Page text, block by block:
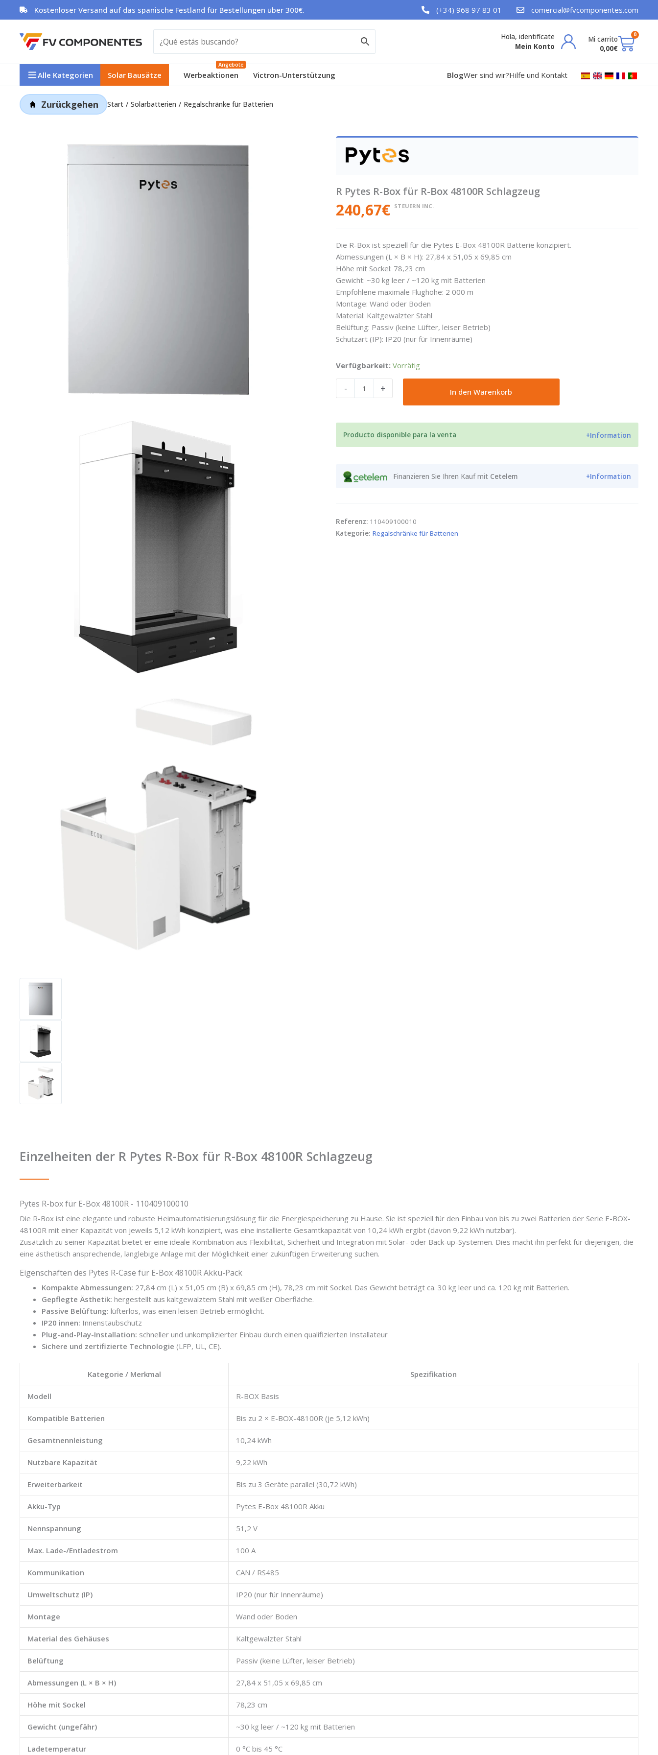
Inhalt
Kostenloser Versand auf das spanische Festland für Bestellungen über 300€. (+34) 968 97 83 01 comercial@fvcomponentes.com
Mein Konto 0,00€
0
Alle Kategorien Solar Bausätze Werbeaktionen
Angebote
Victron-Unterstützung BlogWer sind wir?Hilfe und Kontakt
Zurückgehen Start Solarbatterien Regalschränke für Batterien
R Pytes R-Box für R-Box 48100R Schlagzeug
240,67€ STEUERN INC.
Die R-Box ist speziell für die Pytes E-Box 48100R Batterie konzipiert.
Abmessungen (L × B × H): 27,84 x 51,05 x 69,85 cm
Höhe mit Sockel: 78,23 cm
Gewicht: ~30 kg leer / ~120 kg mit Batterien
Empfohlene maximale Flughöhe: 2 000 m
Montage: Wand oder Boden
Material: Kaltgewalzter Stahl
Belüftung: Passiv (keine Lüfter, leiser Betrieb)
Schutzart (IP): IP20 (nur für Innenräume)
Verfügbarkeit: Vorrätig
-
Caja
R
Pytes
para
R-
Box
48100R
+ In den Warenkorb
Producto disponible para la venta +Information
Finanzieren Sie Ihren Kauf mit Cetelem +Information
Referenz: 110409100010
Kategorie: Regalschränke für Batterien
Einzelheiten der R Pytes R-Box für R-Box 48100R Schlagzeug
Pytes R-box für E-Box 48100R - 110409100010
Die R-Box ist eine elegante und robuste Heimautomatisierungslösung für die Energiespeicherung zu Hause. Sie ist speziell für den Einbau von bis zu zwei Batterien der Serie E-BOX-
48100R mit einer Kapazität von jeweils 5,12 kWh konzipiert, was eine installierte Gesamtkapazität von 10,24 kWh ergibt (davon 9,22 kWh nutzbar).
Zusätzlich zu seiner Kapazität bietet er eine ideale Kombination aus Flexibilität, Sicherheit und Integration mit Solar- oder Back-up-Systemen. Dies macht ihn perfekt für diejenigen, die
eine ästhetisch ansprechende, langlebige Anlage mit der Möglichkeit einer zukünftigen Erweiterung suchen.
Eigenschaften des Pytes R-Case für E-Box 48100R Akku-Pack
Kompakte Abmessungen: 27,84 cm (L) x 51,05 cm (B) x 69,85 cm (H), 78,23 cm mit Sockel. Das Gewicht beträgt ca. 30 kg leer und ca. 120 kg mit Batterien.
Gepflegte Ästhetik: hergestellt aus kaltgewalztem Stahl mit weißer Oberfläche.
Passive Belüftung: lüfterlos, was einen leisen Betrieb ermöglicht.
IP20 innen: Innenstaubschutz
Plug-and-Play-Installation: schneller und unkomplizierter Einbau durch einen qualifizierten Installateur
Sichere und zertifizierte Technologie (LFP, UL, CE).
Kategorie / Merkmal Spezifikation
Modell R-BOX Basis
Kompatible Batterien Bis zu 2 × E-BOX-48100R (je 5,12 kWh)
Gesamtnennleistung 10,24 kWh
Nutzbare Kapazität 9,22 kWh
Erweiterbarkeit Bis zu 3 Geräte parallel (30,72 kWh)
Akku-Typ Pytes E-Box 48100R Akku
Nennspannung 51,2 V
Max. Lade-/Entladestrom 100 A
Kommunikation CAN / RS485
Umweltschutz (IP) IP20 (nur für Innenräume)
Montage Wand oder Boden
Material des Gehäuses Kaltgewalzter Stahl
Belüftung Passiv (keine Lüfter, leiser Betrieb)
Abmessungen (L × B × H) 27,84 x 51,05 x 69,85 cm
Höhe mit Sockel 78,23 cm
Gewicht (ungefähr) ~30 kg leer / ~120 kg mit Batterien
Ladetemperatur 0 °C bis 45 °C